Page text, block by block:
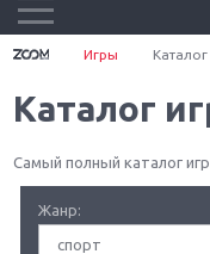
Игры Каталог
Каталог
Самый полный каталог
Жанр:
спорт